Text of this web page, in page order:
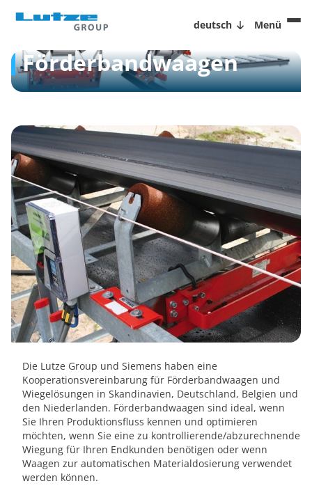
deutsch Menü
Förderbandwaagen
Die Lutze Group und Siemens haben eine
Kooperationsvereinbarung für Förderbandwaagen und
Wiegelösungen in Skandinavien, Deutschland, Belgien und
den Niederlanden. Förderbandwaagen sind ideal, wenn
Sie Ihren Produktionsfluss kennen und optimieren
möchten, wenn Sie eine zu kontrollierende/abzurechnende
Wiegung für Ihren Endkunden benötigen oder wenn
Waagen zur automatischen Materialdosierung verwendet
werden können.